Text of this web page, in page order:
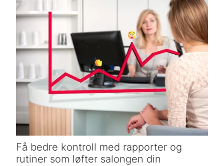
Få bedre kontroll med rapporter og
rutiner som løfter salongen din